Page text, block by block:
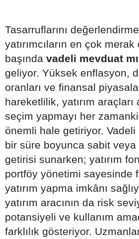
Tasarruflarını
yatırımcıların en çok
başında vadeli mevduat
geliyor. Yüksek enflasyon,
oranları ve finansal
hareketlilik, yatırım araçları
seçim yapmayı her
önemli hale getiriyor.
bir süre boyunca sabit
getirisi sunarken; yatırım
portföy yönetimi sayesinde
yatırım yapma imkânı
yatırım aracının da risk
potansiyeli ve kullanım
farklılık gösteriyor.